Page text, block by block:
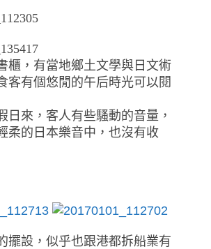
櫃，有當地鄉土文學與日文術
客有個悠閒的午后時光可以閱
日來，客人有些騷動的音量，
柔的日本樂音中，也沒有收
擺設，似乎也跟港都拆船業有